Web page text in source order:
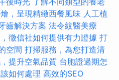
，呈現精緻西餐風味 人工植
齒解決方案 法令紋醫美療
徵信社如何提供有力證據 打
空間 打掃服務，為您打造清
提升空氣品質 台胞證過期怎
如何處理 高效的SEO